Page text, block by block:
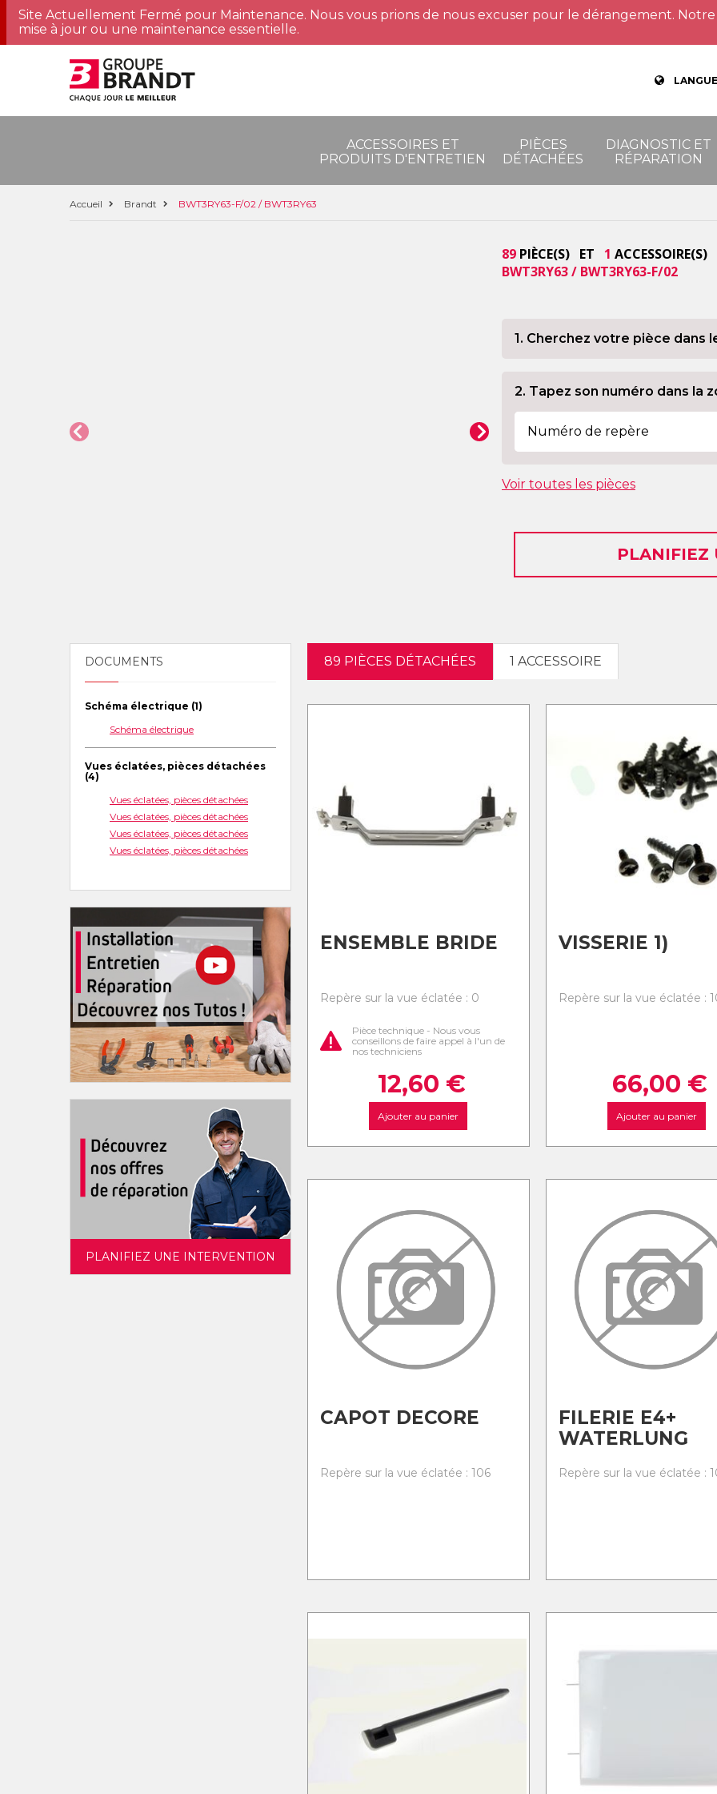
Site Actuellement Fermé pour Maintenance. Nous vous prions de nous excuser pour le dérangement.
mise à jour ou une maintenance essentielle.
ACCESSOIRES ET
PRODUITS D'ENTRETIEN
PIÈCES
DÉTACHÉES
DIAGNOSTIC ET
RÉPARATION
Accueil Brandt BWT3RY63-F/02 / BWT3RY63
89 PIÈCE(S) ET 1 ACCESSOIRE(S)
BWT3RY63 / BWT3RY63-F/02
1. Cherchez votre pièce dans
2. Tapez son numéro dans la
Voir toutes les pièces
PLANIFIEZ
DOCUMENTS
Schéma électrique (1)
Schéma électrique
Vues éclatées, pièces détachées
(4)
Vues éclatées, pièces détachées
Vues éclatées, pièces détachées
Vues éclatées, pièces détachées
Vues éclatées, pièces détachées
PLANIFIEZ UNE INTERVENTION
89 PIÈCES DÉTACHÉES 1 ACCESSOIRE
ENSEMBLE BRIDE
Repère sur la vue éclatée : 0
Pièce technique - Nous vous
conseillons de faire appel à l'un de
nos techniciens
12,60 €
Ajouter au panier
VISSERIE 1)
Repère sur la vue éclatée :
66,00 €
Ajouter au panier
CAPOT DECORE
Repère sur la vue éclatée : 106
FILERIE E4+
WATERLUNG
Repère sur la vue éclatée :